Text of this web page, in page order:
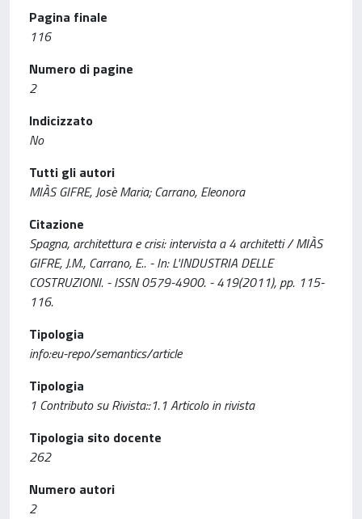
Pagina finale
116
Numero di pagine
2
Indicizzato
No
Tutti gli autori
MIÀS GIFRE, Josè Maria; Carrano, Eleonora
Citazione
Spagna, architettura e crisi: intervista a 4 architetti / MIÀS
GIFRE, J.M., Carrano, E.. - In: L'INDUSTRIA DELLE
COSTRUZIONI. - ISSN 0579-4900. - 419(2011), pp. 115-
116.
Tipologia
info:eu-repo/semantics/article
Tipologia
1 Contributo su Rivista::1.1 Articolo in rivista
Tipologia sito docente
262
Numero autori
2